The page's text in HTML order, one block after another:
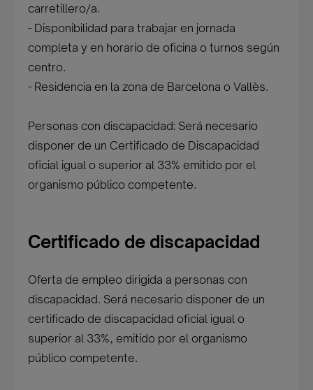
carretillero/a.
- Disponibilidad para trabajar en jornada
completa y en horario de oficina o turnos según
centro.
- Residencia en la zona de Barcelona o Vallès.
Personas con discapacidad: Será necesario
disponer de un Certificado de Discapacidad
oficial igual o superior al 33% emitido por el
organismo público competente.
Certificado de discapacidad
Oferta de empleo dirigida a personas con
discapacidad. Será necesario disponer de un
certificado de discapacidad oficial igual o
superior al 33%, emitido por el organismo
público competente.